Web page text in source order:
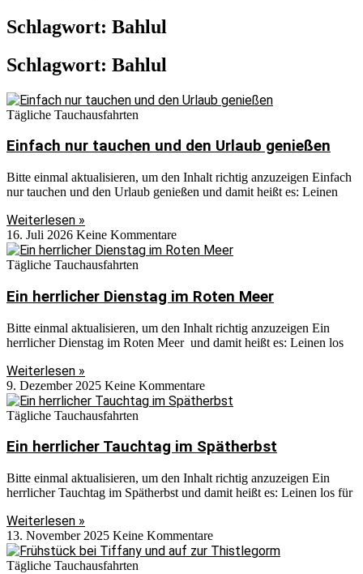
Schlagwort: Bahlul
Schlagwort: Bahlul
Tägliche Tauchausfahrten
Einfach nur tauchen und den Urlaub genießen
Bitte einmal aktualisieren, um den Inhalt richtig anzuzeigen Einfach
nur tauchen und den Urlaub genießen und damit heißt es: Leinen
Weiterlesen »
16. Juli 2026 Keine Kommentare
Tägliche Tauchausfahrten
Ein herrlicher Dienstag im Roten Meer
Bitte einmal aktualisieren, um den Inhalt richtig anzuzeigen Ein
herrlicher Dienstag im Roten Meer und damit heißt es: Leinen los
Weiterlesen »
9. Dezember 2025 Keine Kommentare
Tägliche Tauchausfahrten
Ein herrlicher Tauchtag im Spätherbst
Bitte einmal aktualisieren, um den Inhalt richtig anzuzeigen Ein
herrlicher Tauchtag im Spätherbst und damit heißt es: Leinen los für
Weiterlesen »
13. November 2025 Keine Kommentare
Tägliche Tauchausfahrten